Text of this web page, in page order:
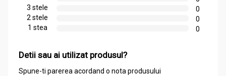
3 stele
0
2 stele
0
1 stea
0
Detii sau ai utilizat produsul?
Spune-ti parerea acordand o nota produsului